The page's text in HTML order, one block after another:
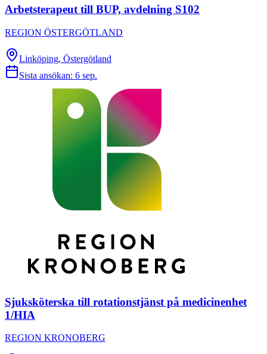
Arbetsterapeut till BUP, avdelning S102
REGION ÖSTERGÖTLAND
Linköping, Östergötland
Sista ansökan: 6 sep.
Sjuksköterska till rotationstjänst på medicinenhet
1/HIA
REGION KRONOBERG